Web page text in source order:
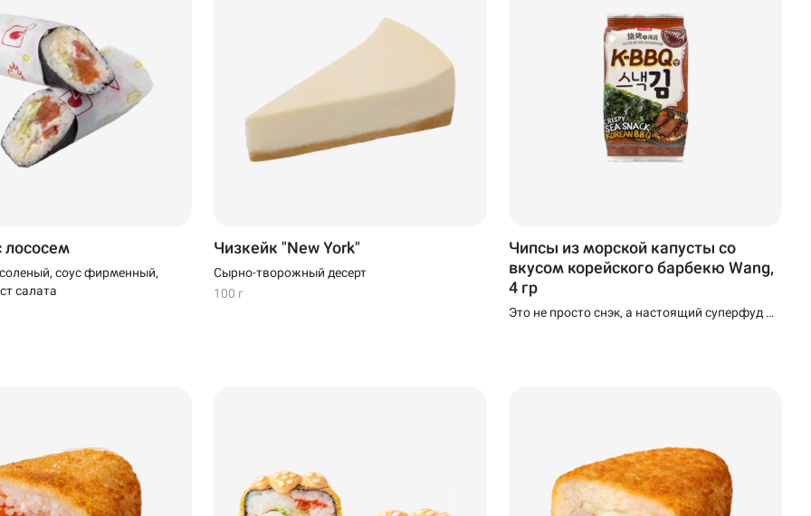
лососем
соус фирменный,
салата
Чизкейк "New York"
Сырно-творожный десерт
100 г
Чипсы из морской капусты со
вкусом корейского барбекю Wang,
4 гр
Это не просто снэк, а настоящий суперфуд —